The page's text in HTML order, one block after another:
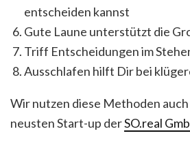
entscheiden kannst
Gute Laune unterstützt die
Triff Entscheidungen im
Ausschlafen hilft Dir bei
Wir nutzen diese Methoden
neusten Start-up derSO.real